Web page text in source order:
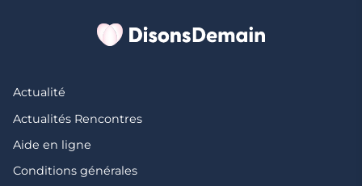
Actualité
Actualités Rencontres
Aide en ligne
Conditions générales